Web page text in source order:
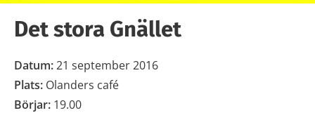
Det stora Gnället
Datum:21 september 2016
Plats: Olanders café
Börjar: 19.00